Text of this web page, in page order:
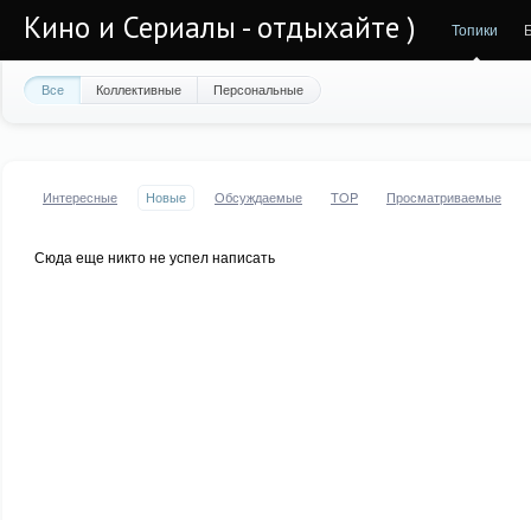
Кино и Сериалы - отдыхайте ) Топики
Все Коллективные Персональные
Интересные Новые Обсуждаемые TOP Просматриваемые
Сюда еще никто не успел написать